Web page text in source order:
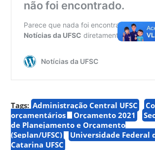
Tags: Administração Central UFSC
orçamentários
Orçamento 2021
de Planejamento e Orçamento
(Seplan/UFSC)
Universidade Federal
Catarina UFSC